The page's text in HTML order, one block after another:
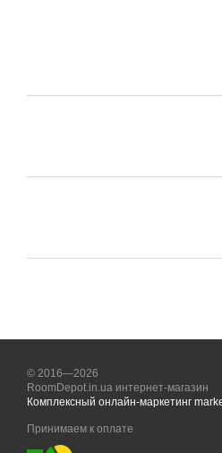
© 2016—2026
RoomDepot.in.ua интернет-магазин
Комплексный онлайн-маркетинг
Принимаем к оплате